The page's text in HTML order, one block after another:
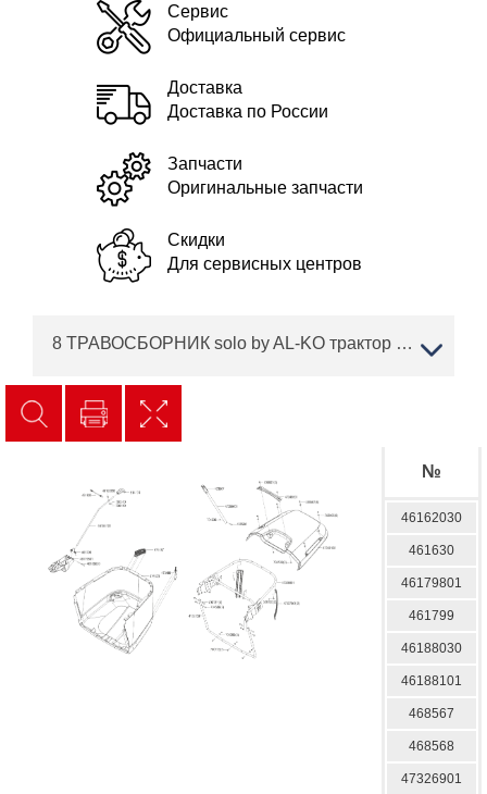
Сервис
Официальный сервис
Доставка
Доставка по России
Запчасти
Оригинальные запчасти
Скидки
Для сервисных центров
8 ТРАВОСБОРНИК solo by AL-KO трактор T 16-95.6 HD V2 Артикул: 127369 с 02/2019 года
№
46162030
461630
46179801
461799
46188030
46188101
468567
468568
47326901